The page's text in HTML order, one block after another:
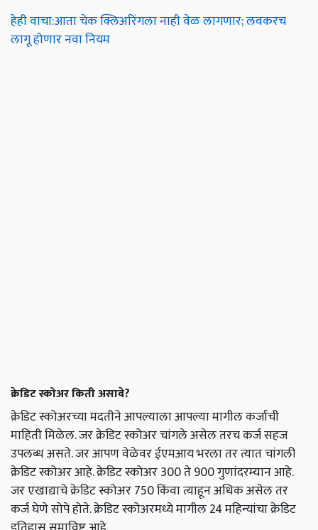
हेही वाचा:आता चेक क्लिअरिंगला नाही वेळ लागणार; लवकरच
लागू होणार नवा नियम
क्रेडिट स्कोअर किती असावे?
क्रेडिट स्कोअरच्या मदतीने आपल्याला आपल्या मागील कर्जाची
माहिती मिळेल. जर क्रेडिट स्कोअर चांगले असेल तरच कर्ज सहज
उपलब्ध असते. जर आपण वेळेवर ईएमआय भरला तर त्यात चांगली
क्रेडिट स्कोअर आहे. क्रेडिट स्कोअर 300 ते 900 गुणांदरम्यान आहे.
जर एखाद्याचे क्रेडिट स्कोअर 750 किंवा त्याहून अधिक असेल तर
कर्ज घेणे सोपे होते. क्रेडिट स्कोअरमध्ये मागील 24 महिन्यांचा क्रेडिट